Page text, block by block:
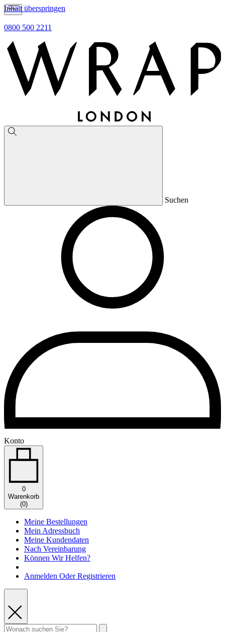
Inhalt überspringen
0800 500 2211
Suchen
Konto
0
Warenkorb
(0)
Meine Bestellungen
Mein Adressbuch
Meine Kundendaten
Nach Vereinbarung
Können Wir Helfen?
Anmelden Oder Registrieren